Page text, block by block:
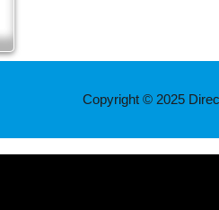
Copyright © 2025